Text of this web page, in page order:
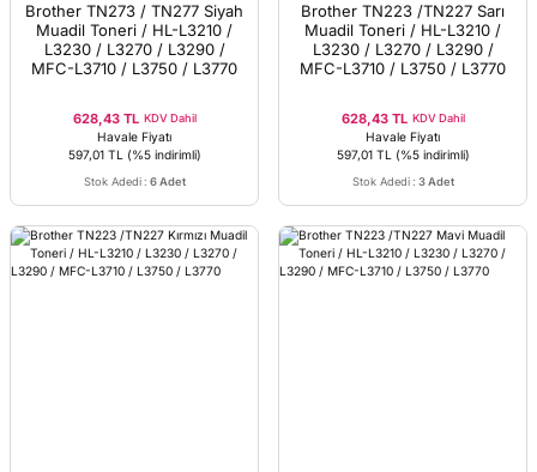
Brother TN273 / TN277 Siyah
Muadil Toneri / HL-L3210 /
L3230 / L3270 / L3290 /
MFC-L3710 / L3750 / L3770
628,43 TL KDV Dahil
Havale Fiyatı
597,01 TL
(%5 indirimli)
Stok Adedi : 6 Adet
Brother TN223 /TN227 Sarı
Muadil Toneri / HL-L3210 /
L3230 / L3270 / L3290 /
MFC-L3710 / L3750 / L3770
628,43 TL KDV Dahil
Havale Fiyatı
597,01 TL
(%5 indirimli)
Stok Adedi : 3 Adet